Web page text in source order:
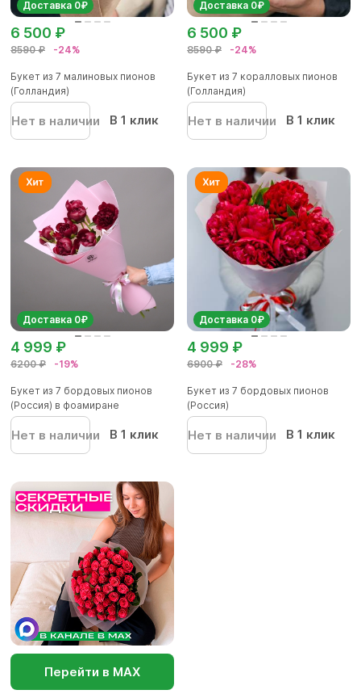
Доставка 0₽
8590 ₽ -24%
6 500 ₽
Букет из 7 малиновых пионов
(Голландия)
Нет в наличии В 1 клик
Доставка 0₽
8590 ₽ -24%
6 500 ₽
Букет из 7 коралловых пионов
(Голландия)
Нет в наличии В 1 клик
Доставка 0₽
6200 ₽ -19%
4 999 ₽
Букет из 7 бордовых пионов
(Россия) в фоамиране
Нет в наличии В 1 клик
Доставка 0₽
6900 ₽ -28%
4 999 ₽
Букет из 7 бордовых пионов
(Россия)
Нет в наличии В 1 клик
Перейти в МАХ